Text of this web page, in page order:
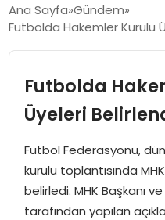
TEKNOLOJI
EKONOMI
SPOR
SIYASET
Ana Sayfa Gündem
Futbolda Hakemler Kurulu
Futbolda
Üyeleri
Futbol Federasyonu,
kurulu toplantısında
belirledi. MHK Başkanı
tarafından yapılan